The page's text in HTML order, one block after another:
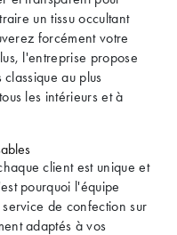
un tissu occultant
forcément votre
l'entreprise propose
au plus
les intérieurs et à
client est unique et
pourquoi l'équipe
de confection sur
adaptés à vos